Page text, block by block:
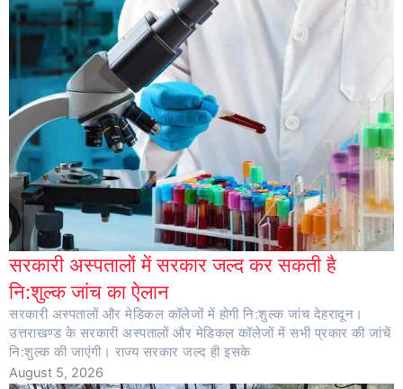
सरकारी अस्पतालों में सरकार जल्द कर सकती है
नि:शुल्क जांच का ऐलान
सरकारी अस्पतालों और मेडिकल कॉलेजों में होगी नि:शुल्क जांच देहरादून।
उत्तराखण्ड के सरकारी अस्पतालों और मेडिकल कॉलेजों में सभी प्रकार की जांचें
नि:शुल्क की जाएंगी। राज्य सरकार जल्द ही इसके
August 5, 2026